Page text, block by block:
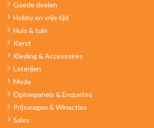
Goede doelen
Hobby en vrije tijd
Huis & tuin
Kerst
Kleding & Accessoires
Loterijen
Mode
Opiniepanels & Enquetes
Prijsvragen & Winacties
Sales